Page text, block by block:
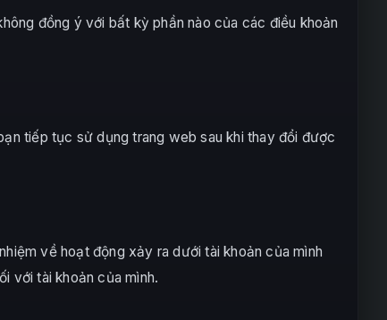
đồng ý với bất kỳ phần nào của các điều khoản
tiếp tục sử dụng trang web sau khi thay đổi được
về hoạt động xảy ra dưới tài khoản của mình
với tài khoản của mình.